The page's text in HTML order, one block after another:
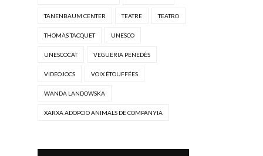
TANENBAUM CENTER TEATRE TEATRO
THOMAS TACQUET UNESCO
UNESCOCAT VEGUERIA PENEDÈS
VIDEOJOCS VOIX ÉTOUFFÉES
WANDA LANDOWSKA
XARXA ADOPCIO ANIMALS DE COMPANYIA